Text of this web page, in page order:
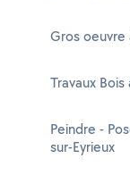
Gros oeuvre
Travaux
Peindre -
sur-Eyrieux